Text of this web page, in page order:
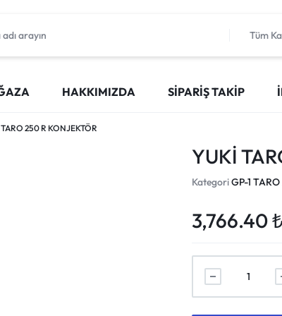
Tüm
HAKKIMIZDA SIPARIŞ TAKIP
250 R KONJEKTÖR
YUKİ
KategoriGP-1
3,766.40